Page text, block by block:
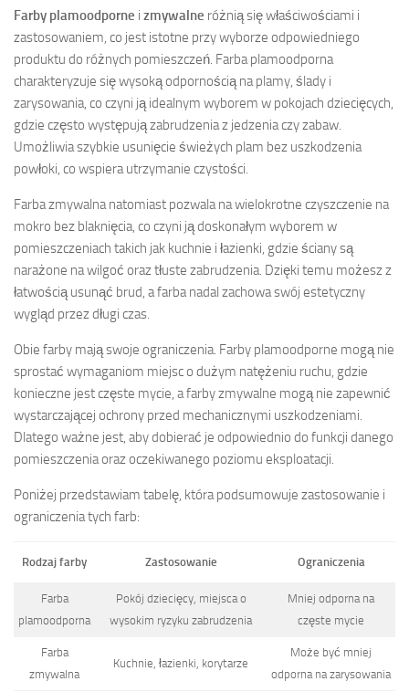
Farby plamoodporne i zmywalne różnią się właściwościami i
zastosowaniem, co jest istotne przy wyborze odpowiedniego
produktu do różnych pomieszczeń. Farba plamoodporna
charakteryzuje się wysoką odpornością na plamy, ślady i
zarysowania, co czyni ją idealnym wyborem w pokojach dziecięcych,
gdzie często występują zabrudzenia z jedzenia czy zabaw.
Umożliwia szybkie usunięcie świeżych plam bez uszkodzenia
powłoki, co wspiera utrzymanie czystości.
Farba zmywalna natomiast pozwala na wielokrotne czyszczenie na
mokro bez blaknięcia, co czyni ją doskonałym wyborem w
pomieszczeniach takich jak kuchnie i łazienki, gdzie ściany są
narażone na wilgoć oraz tłuste zabrudzenia. Dzięki temu możesz z
łatwością usunąć brud, a farba nadal zachowa swój estetyczny
wygląd przez długi czas.
Obie farby mają swoje ograniczenia. Farby plamoodporne mogą nie
sprostać wymaganiom miejsc o dużym natężeniu ruchu, gdzie
konieczne jest częste mycie, a farby zmywalne mogą nie zapewnić
wystarczającej ochrony przed mechanicznymi uszkodzeniami.
Dlatego ważne jest, aby dobierać je odpowiednio do funkcji danego
pomieszczenia oraz oczekiwanego poziomu eksploatacji.
Poniżej przedstawiam tabelę, która podsumowuje zastosowanie i
ograniczenia tych farb:
Rodzaj farby Zastosowanie Ograniczenia
Farba
plamoodporna
Pokój dziecięcy, miejsca o
wysokim ryzyku zabrudzenia
Mniej odporna na
częste mycie
Farba
zmywalna
Kuchnie, łazienki, korytarze
Może być mniej
odporna na zarysowania